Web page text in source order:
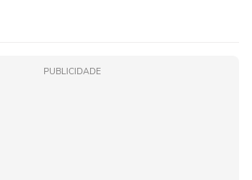
PUBLICIDADE